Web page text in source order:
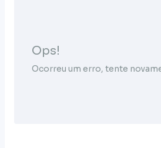
Ops!
Ocorreu um erro, tente